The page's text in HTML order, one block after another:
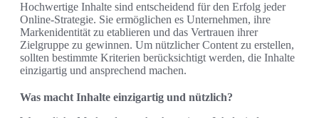
Hochwertige Inhalte sind entscheidend für den Erfolg jeder
Online-Strategie. Sie ermöglichen es Unternehmen, ihre
Markenidentität zu etablieren und das Vertrauen ihrer
Zielgruppe zu gewinnen. Um nützlicher Content zu erstellen,
sollten bestimmte Kriterien berücksichtigt werden, die Inhalte
einzigartig und ansprechend machen.
Was macht Inhalte einzigartig und nützlich?